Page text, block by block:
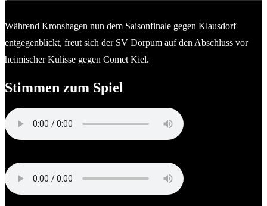
Während Kronshagen nun dem Saisonfinale gegen Klausdorf
entgegenblickt, freut sich der SV Dörpum auf den Abschluss vor
heimischer Kulisse gegen Comet Kiel.
Stimmen zum Spiel